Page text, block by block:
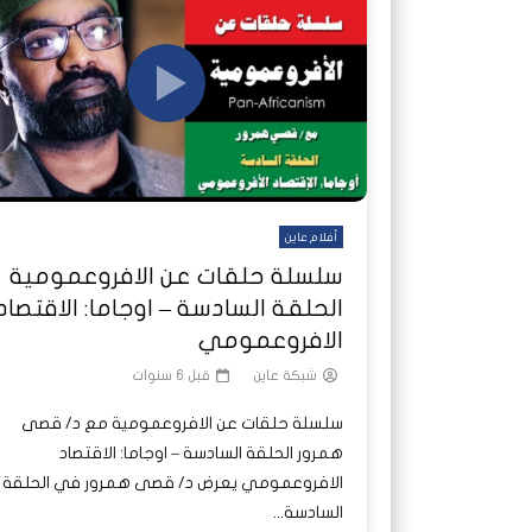
تصدر الدول العربية.. كيف دفعت الحرب
ديون السودان إلى ذروتها؟
نشرة
شاهد
هجمات المسيرات تضع ملايين السودانيين
على خطوط النار والجوع
جروحٌ
الصحة
أفلام عاين
سلسلة حلقات عن الافروعمومية
الحلقة السادسة – اوجاما:
الافروعمومي
شبكة عاين قبل 6 سنوات
سلسلة حلقات عن الافروعمومية مع د/ قصى
همرور الحلقة السادسة – اوجاما: الاقتصاد
الافروعمومي يعرض د/ قصى همرور في الحلقة
السادسة...